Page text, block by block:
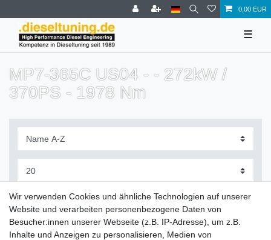
0,00 EUR
☰
MP7-365C US04 - - 272kW /
370PS - 1978 Nm
Filter
Wir verwenden Cookies und ähnliche Technologien auf unserer
Website und verarbeiten personenbezogene Daten von
Besucher:innen unserer Webseite (z.B. IP-Adresse), um z.B.
Inhalte und Anzeigen zu personalisieren, Medien von